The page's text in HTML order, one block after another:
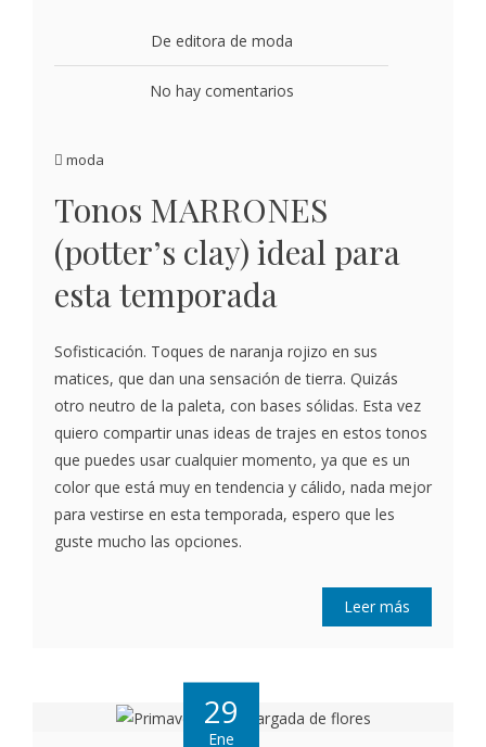
De editora de moda
No hay comentarios
moda
Tonos MARRONES
(potter’s clay) ideal para
esta temporada
Sofisticación. Toques de naranja rojizo en sus
matices, que dan una sensación de tierra. Quizás
otro neutro de la paleta, con bases sólidas. Esta vez
quiero compartir unas ideas de trajes en estos tonos
que puedes usar cualquier momento, ya que es un
color que está muy en tendencia y cálido, nada mejor
para vestirse en esta temporada, espero que les
guste mucho las opciones.
Leer más
29
Ene